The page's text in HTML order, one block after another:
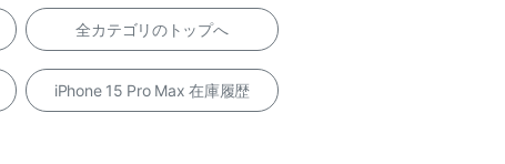
全カテゴリのトップへ
iPhone 15 Pro Max 在庫履歴